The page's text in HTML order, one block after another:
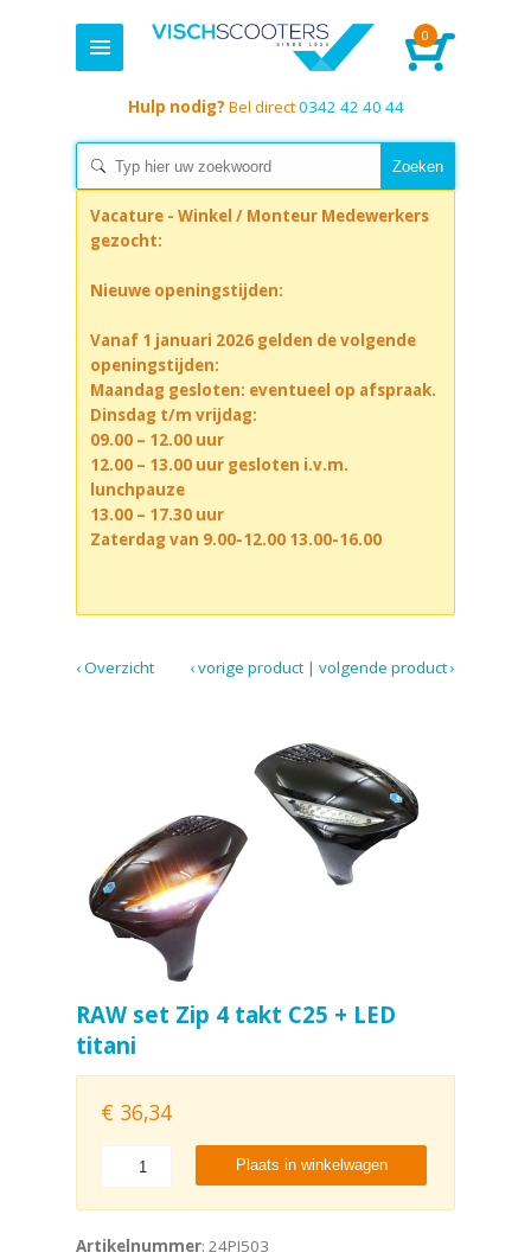
0
Hulp nodig? Bel direct0342 42 40 44
Vacature - Winkel / Monteur Medewerkers
gezocht:
Nieuwe openingstijden:
Vanaf 1 januari 2026 gelden de volgende
openingstijden:
Maandag gesloten: eventueel op afspraak.
Dinsdag t/m vrijdag:
09.00 – 12.00 uur
12.00 – 13.00 uur gesloten i.v.m.
lunchpauze
13.00 – 17.30 uur
Zaterdag van 9.00-12.00 13.00-16.00
‹ Overzicht volgende product ›
|
‹ vorige product
RAW set Zip 4 takt C25 + LED
titani
€ 36,34
Plaats in winkelwagen
Artikelnummer: 24PI503